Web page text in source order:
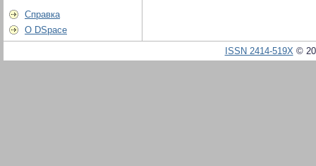
Справка
О DSpace
ISSN 2414-519X©